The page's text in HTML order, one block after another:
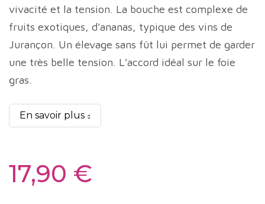
vivacité et la tension. La bouche est complexe de
fruits exotiques, d'ananas, typique des vins de
Jurançon. Un élevage sans fût lui permet de garder
une très belle tension. L'accord idéal sur le foie
gras.
En savoir plus
17,90 €